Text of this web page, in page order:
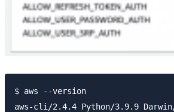
$ aws --version